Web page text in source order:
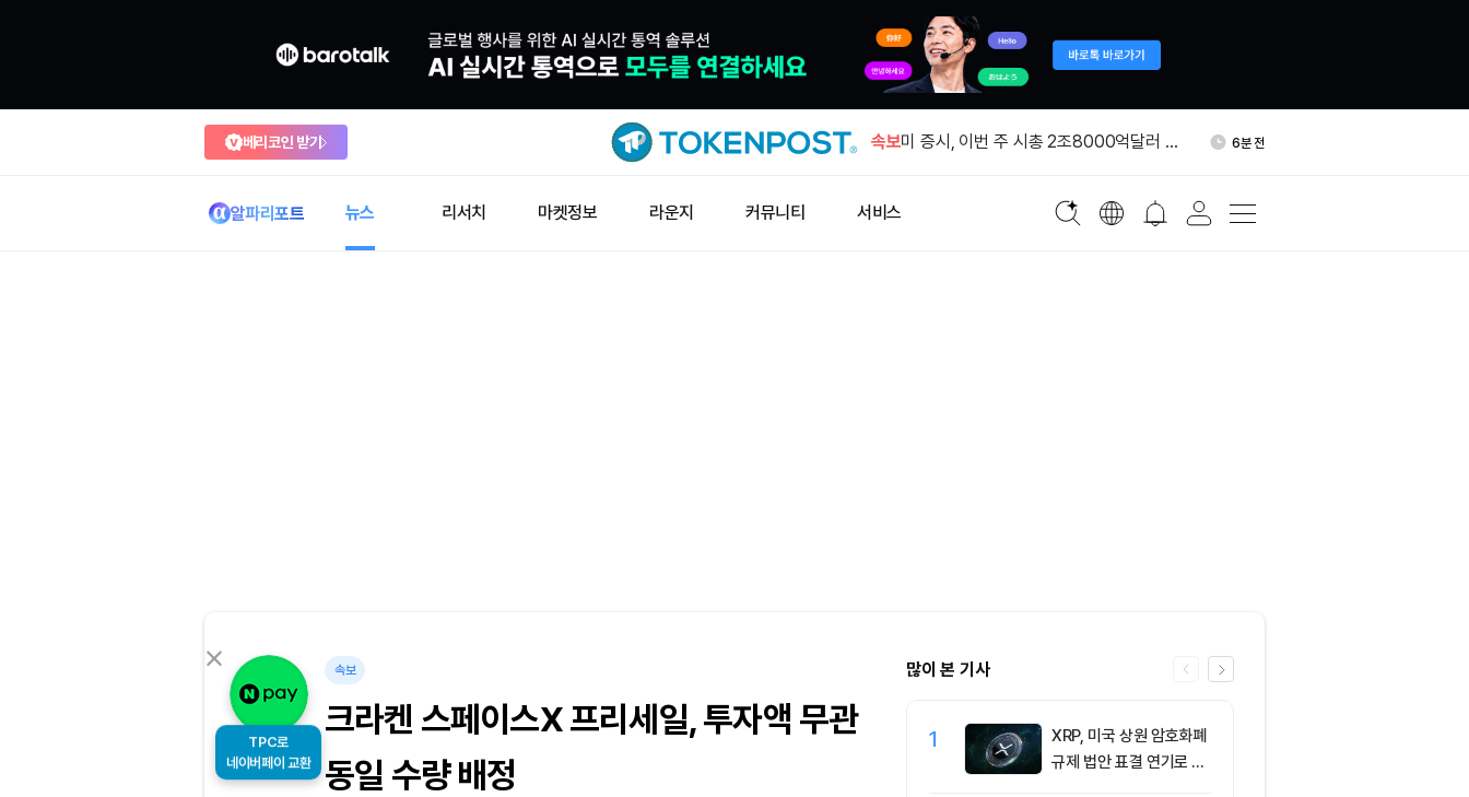
베리코인 받기 속보
미 3대 지수 상승 마감…코인베이스
미 증시, 이번 주 시총 2조8000억달러 증
6분 전
알파리포트 뉴스 리서치 마켓정보 라운지 커뮤니티 서비스
TPC로
네이버페이 교환
속보
크라켄 스페이스X 프리세일, 투자액 무관
동일 수량 배정
많이 본 기사
1
XRP, 미국 상원 암호화폐
규제 법안 표결 연기로 급